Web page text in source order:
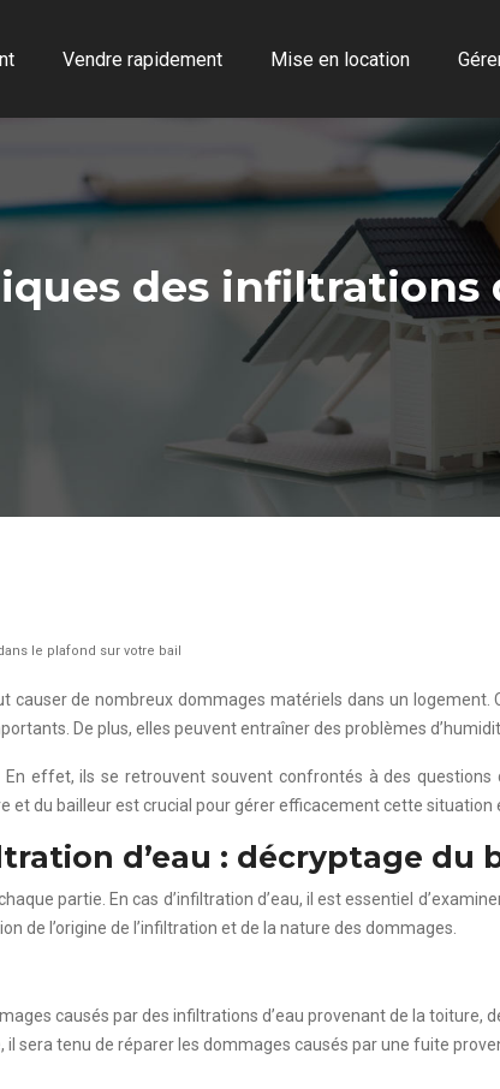
Vendre rapidement Mise en location
des infiltrations
le plafond sur votre bail
causer de nombreux dommages matériels dans un
De plus, elles peuvent entraîner des problèmes
effet, ils se retrouvent souvent confrontés à des
et du bailleur est crucial pour gérer efficacement cette situation
d’eau : décryptage du
partie. En cas d’infiltration d’eau, il est essentiel
de l’origine de l’infiltration et de la nature des dommages.
causés par des infiltrations d’eau provenant de la toiture,
il sera tenu de réparer les dommages causés par une fuite